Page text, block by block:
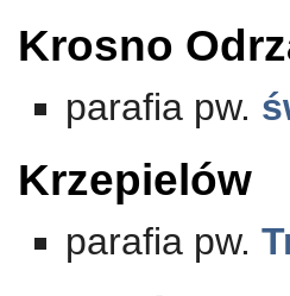
Krosno
parafia pw.
Krzepielów
parafia pw.